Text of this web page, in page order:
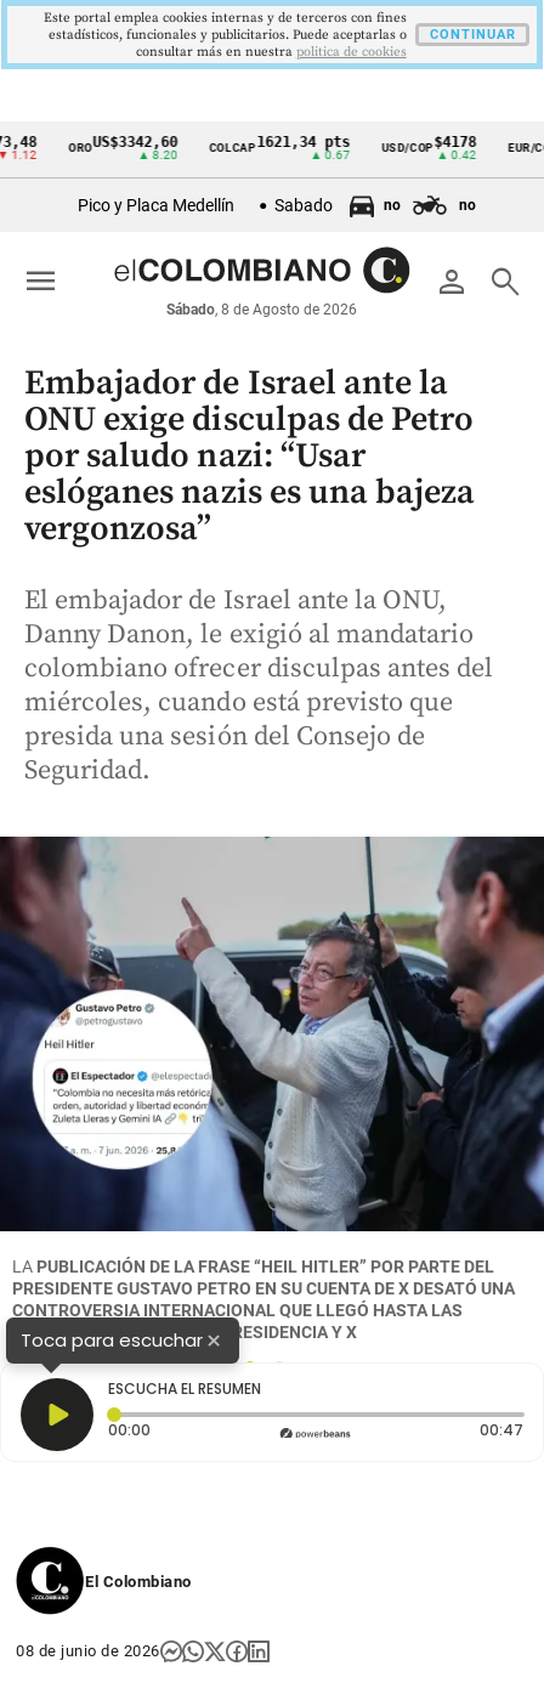
Cintillo
económicos
Colombia
ORO US$3342,60 COLCAP1621,34 pts USD/COP$4178
▲ 0.42
EUR/COP
Pico y Placa Medellín Sabado no no
person search
Sábado, 8 de Agosto de 2026
menu
Embajador de Israel ante la
ONU exige disculpas de Petro
por saludo nazi: “Usar
eslóganes nazis es una bajeza
vergonzosa”
El embajador de Israel ante la ONU,
Danny Danon, le exigió al mandatario
colombiano ofrecer disculpas antes del
miércoles, cuando está previsto que
presida una sesión del Consejo de
Seguridad.
LA PUBLICACIÓN DE LA FRASE “HEIL HITLER” POR PARTE DEL
PRESIDENTE GUSTAVO PETRO EN SU CUENTA DE X DESATÓ UNA
CONTROVERSIA INTERNACIONAL QUE LLEGÓ HASTA LAS
NACIONES UNIDAS. FOTO: PRESIDENCIA Y X
Toca para escuchar×
ESCUCHA EL RESUMEN
00:00 Tiempo transcurrido: 0 segundos 00:47
El Colombiano
08 de junio de 2026
Este portal emplea cookies internas y de terceros con fines
estadísticos, funcionales y publicitarios. Puede aceptarlas o
consultar más en nuestra politica de cookies
CONTINUAR